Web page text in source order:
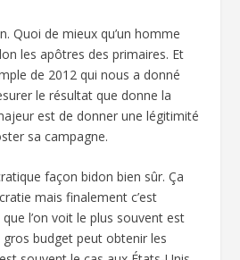
Quoi de mieux qu’un homme
les apôtres des primaires. Et
de 2012 qui nous a donné
le résultat que donne la
est de donner une légitimité
sa campagne.
façon bidon bien sûr. Ça
mais finalement c’est
l’on voit le plus souvent est
gros budget peut obtenir les